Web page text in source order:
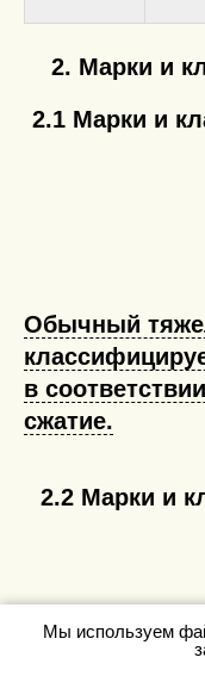
Мы используем
2. Марки и
2.1 Марки и
Обычный
в
сжатие.
2.2 Марки и